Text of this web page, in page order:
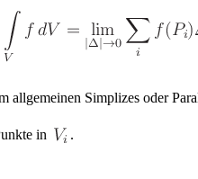
allgemeinen Simplizes oder
in .